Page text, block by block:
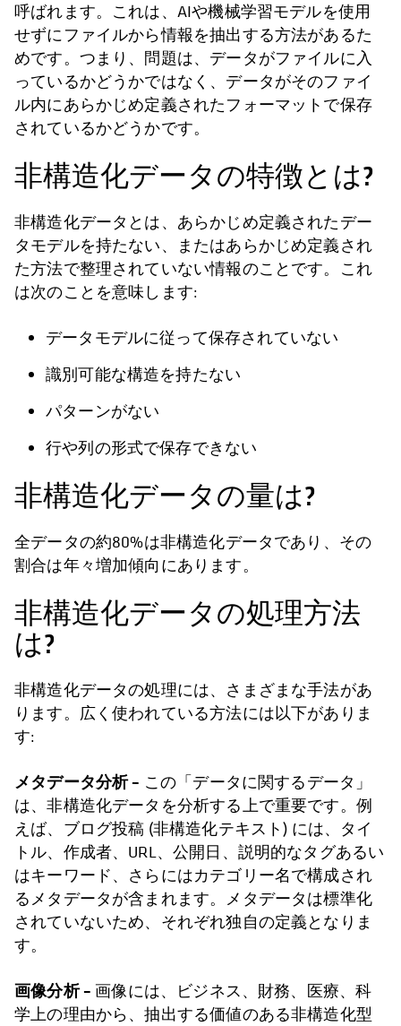
呼ばれます。これは、AIや機械学習モデルを使用
せずにファイルから情報を抽出する方法があるた
めです。つまり、問題は、データがファイルに入
っているかどうかではなく、データがそのファイ
ル内にあらかじめ定義されたフォーマットで保存
されているかどうかです。
非構造化データの特徴とは?
非構造化データとは、あらかじめ定義されたデー
タモデルを持たない、またはあらかじめ定義され
た方法で整理されていない情報のことです。これ
は次のことを意味します:
データモデルに従って保存されていない
識別可能な構造を持たない
パターンがない
行や列の形式で保存できない
非構造化データの量は?
全データの約80%は非構造化データであり、その
割合は年々増加傾向にあります。
非構造化データの処理方法
は?
非構造化データの処理には、さまざまな手法があ
ります。広く使われている方法には以下がありま
す:
メタデータ分析– この「データに関するデータ」
は、非構造化データを分析する上で重要です。例
えば、ブログ投稿 (非構造化テキスト) には、タイ
トル、作成者、URL、公開日、説明的なタグあるい
はキーワード、さらにはカテゴリー名で構成され
るメタデータが含まれます。メタデータは標準化
されていないため、それぞれ独自の定義となりま
す。
画像分析– 画像には、ビジネス、財務、医療、科
学上の理由から、抽出する価値のある非構造化型